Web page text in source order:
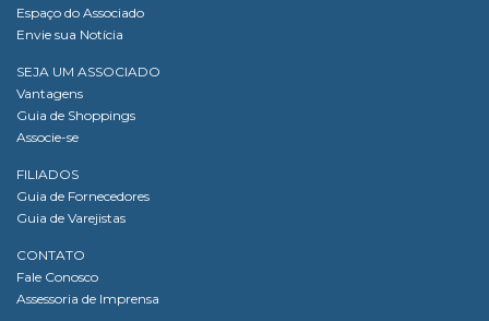
Espaço do Associado
Envie sua Notícia
SEJA UM ASSOCIADO
Vantagens
Guia de Shoppings
Associe-se
FILIADOS
Guia de Fornecedores
Guia de Varejistas
CONTATO
Fale Conosco
Assessoria de Imprensa